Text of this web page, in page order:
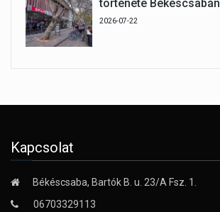
története Békéscsabán
2026-07-22
Kapcsolat
Békéscsaba, Bartók B. u. 23/A Fsz. 1.
06703329113